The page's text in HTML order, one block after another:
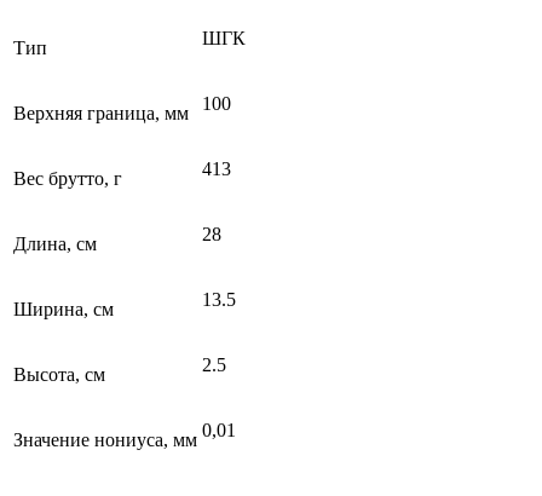
Тип ШГК
Верхняя граница, мм 100
Вес брутто, г 413
Длина, см 28
Ширина, см 13.5
Высота, см 2.5
Значение нониуса, мм 0,01